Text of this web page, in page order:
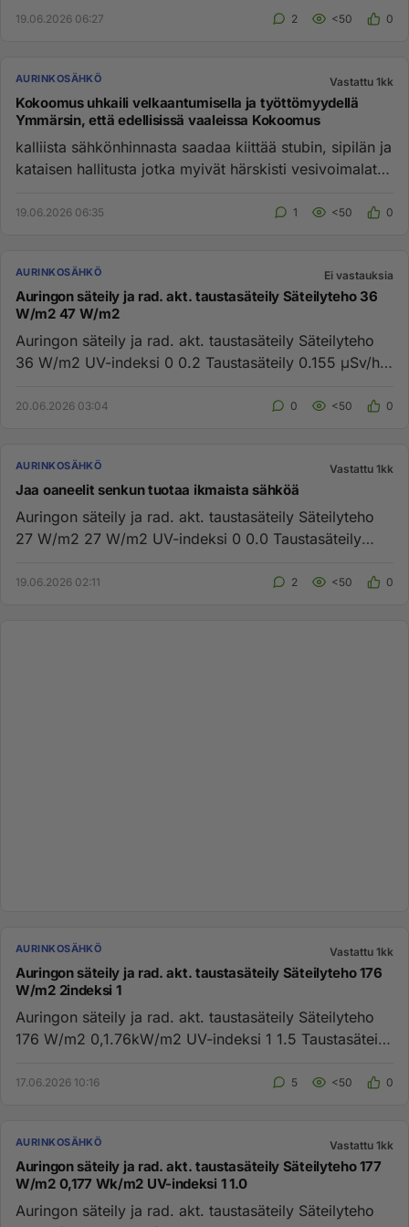
19.06.2026 06:27 2 <50 0
AURINKOSÄHKÖ Vastattu 1kk
Kokoomus uhkaili velkaantumisella ja työttömyydellä
Ymmärsin, että edellisissä vaaleissa Kokoomus
kalliista sähkönhinnasta saadaa kiittää stubin, sipilän ja
kataisen hallitusta jotka myivät härskisti vesivoimalat,
19.06.2026 06:35 1 <50 0
AURINKOSÄHKÖ Ei vastauksia
Auringon säteily ja rad. akt. taustasäteily Säteilyteho 36
W/m2 47 W/m2
Auringon säteily ja rad. akt. taustasäteily Säteilyteho
36 W/m2 UV-indeksi 0 0.2 Tausta­säteily 0.155 μSv/h
20.06.2026 03:04 0 <50 0
AURINKOSÄHKÖ Vastattu 1kk
Jaa oaneelit senkun tuotaa ikmaista sähköä
Auringon säteily ja rad. akt. taustasäteily Säteilyteho
27 W/m2 27 W/m2 UV-indeksi 0 0.0 Tausta­säteily
19.06.2026 02:11 2 <50 0
AURINKOSÄHKÖ Vastattu 1kk
Auringon säteily ja rad. akt. taustasäteily Säteilyteho 176
W/m2 2indeksi 1
Auringon säteily ja rad. akt. taustasäteily Säteilyteho
176 W/m2 0,1.76kW/m2 UV-indeksi 1 1.5 Tausta­säteily
17.06.2026 10:16 5 <50 0
AURINKOSÄHKÖ Vastattu 1kk
Auringon säteily ja rad. akt. taustasäteily Säteilyteho 177
W/m2 0,177 Wk/m2 UV-indeksi 1 1.0
Auringon säteily ja rad. akt. taustasäteily Säteilyteho